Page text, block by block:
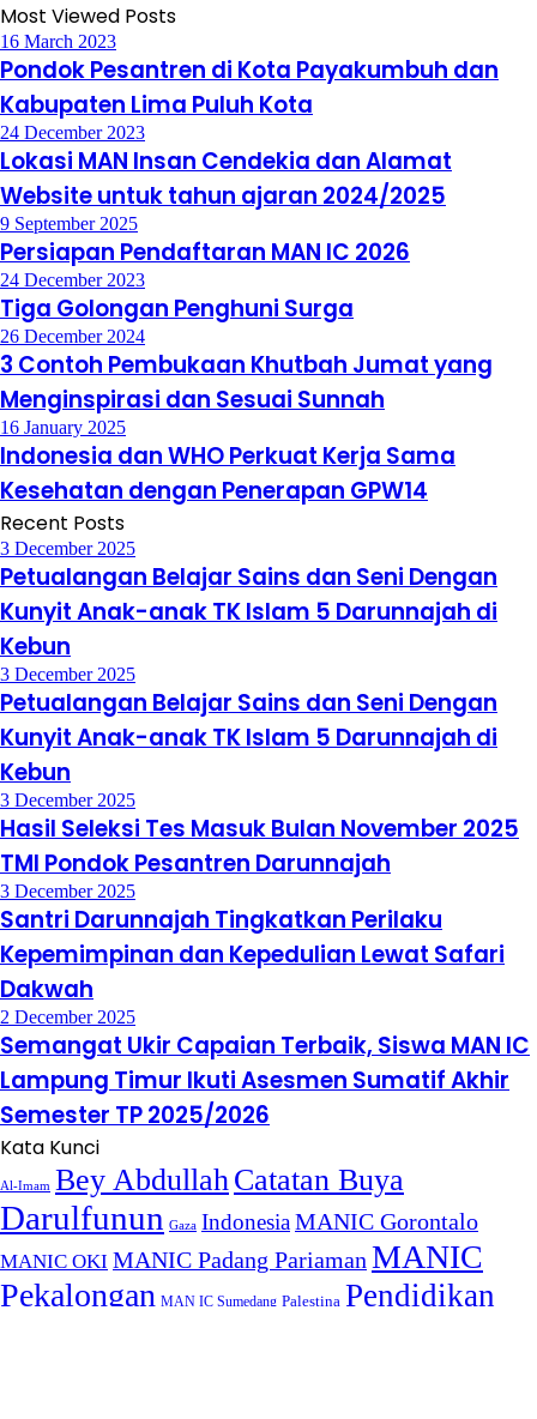
Most Viewed Posts
16 March 2023
Pondok Pesantren di Kota Payakumbuh dan
Kabupaten Lima Puluh Kota
24 December 2023
Lokasi MAN Insan Cendekia dan Alamat
Website untuk tahun ajaran 2024/2025
9 September 2025
Persiapan Pendaftaran MAN IC 2026
24 December 2023
Tiga Golongan Penghuni Surga
26 December 2024
3 Contoh Pembukaan Khutbah Jumat yang
Menginspirasi dan Sesuai Sunnah
16 January 2025
Indonesia dan WHO Perkuat Kerja Sama
Kesehatan dengan Penerapan GPW14
Recent Posts
3 December 2025
Petualangan Belajar Sains dan Seni Dengan
Kunyit Anak-anak TK Islam 5 Darunnajah di
Kebun
3 December 2025
Petualangan Belajar Sains dan Seni Dengan
Kunyit Anak-anak TK Islam 5 Darunnajah di
Kebun
3 December 2025
Hasil Seleksi Tes Masuk Bulan November 2025
TMI Pondok Pesantren Darunnajah
3 December 2025
Santri Darunnajah Tingkatkan Perilaku
Kepemimpinan dan Kepedulian Lewat Safari
Dakwah
2 December 2025
Semangat Ukir Capaian Terbaik, Siswa MAN IC
Lampung Timur Ikuti Asesmen Sumatif Akhir
Semester TP 2025/2026
Kata Kunci
Al-Imam Bey AbdullahCatatan Buya
Darulfunun Gaza IndonesiaMANIC Gorontalo
MANIC OKI MANIC Padang Pariaman MANIC
Pekalongan MAN IC Sumedang Palestina Pendidikan